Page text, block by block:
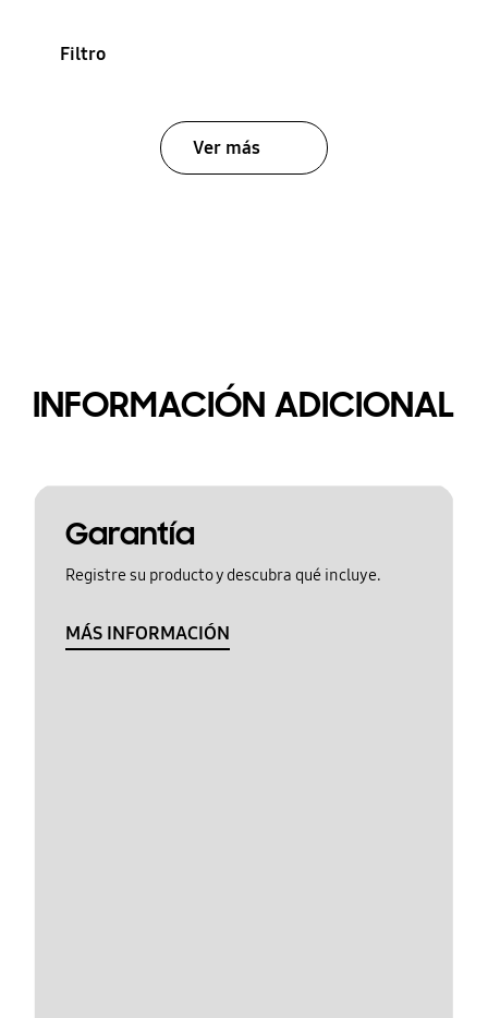
Filtro
Ver más
INFORMACIÓN ADICIONAL
Garantía
Registre su producto y descubra qué incluye.
MÁS INFORMACIÓN